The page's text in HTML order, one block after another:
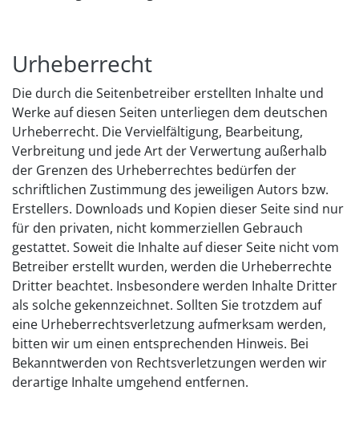
Urheberrecht
Die durch die Seitenbetreiber erstellten Inhalte und
Werke auf diesen Seiten unterliegen dem deutschen
Urheberrecht. Die Vervielfältigung, Bearbeitung,
Verbreitung und jede Art der Verwertung außerhalb
der Grenzen des Urheberrechtes bedürfen der
schriftlichen Zustimmung des jeweiligen Autors bzw.
Erstellers. Downloads und Kopien dieser Seite sind nur
für den privaten, nicht kommerziellen Gebrauch
gestattet. Soweit die Inhalte auf dieser Seite nicht vom
Betreiber erstellt wurden, werden die Urheberrechte
Dritter beachtet. Insbesondere werden Inhalte Dritter
als solche gekennzeichnet. Sollten Sie trotzdem auf
eine Urheberrechtsverletzung aufmerksam werden,
bitten wir um einen entsprechenden Hinweis. Bei
Bekanntwerden von Rechtsverletzungen werden wir
derartige Inhalte umgehend entfernen.